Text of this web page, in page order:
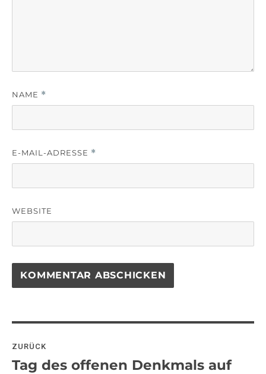
NAME *
E-MAIL-ADRESSE *
WEBSITE
ZURÜCK
Vorheriger
Tag des offenen Denkmals auf